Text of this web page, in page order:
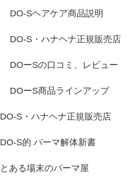
DO-Sヘアケア商品説明
DO-S・ハナヘナ正規販売店
DOーSの口コミ、レビュー
DOーS商品ラインアップ
DO-S・ハナヘナ正規販売店
DO-S的 パーマ解体新書
とある場末のパーマ屋